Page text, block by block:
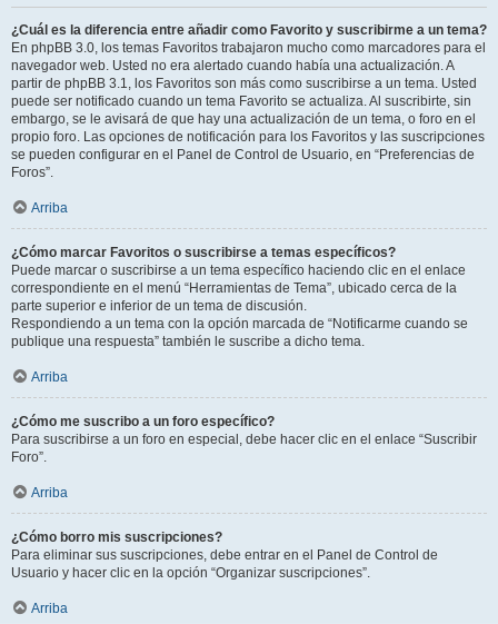
¿Cuál es la diferencia entre añadir como Favorito y suscribirme a un tema?
En phpBB 3.0, los temas Favoritos trabajaron mucho como marcadores para el
navegador web. Usted no era alertado cuando había una actualización. A
partir de phpBB 3.1, los Favoritos son más como suscribirse a un tema. Usted
puede ser notificado cuando un tema Favorito se actualiza. Al suscribirte, sin
embargo, se le avisará de que hay una actualización de un tema, o foro en el
propio foro. Las opciones de notificación para los Favoritos y las suscripciones
se pueden configurar en el Panel de Control de Usuario, en “Preferencias de
Foros”.
Arriba
¿Cómo marcar Favoritos o suscribirse a temas específicos?
Puede marcar o suscribirse a un tema específico haciendo clic en el enlace
correspondiente en el menú “Herramientas de Tema”, ubicado cerca de la
parte superior e inferior de un tema de discusión.
Respondiendo a un tema con la opción marcada de “Notificarme cuando se
publique una respuesta” también le suscribe a dicho tema.
Arriba
¿Cómo me suscribo a un foro específico?
Para suscribirse a un foro en especial, debe hacer clic en el enlace “Suscribir
Foro”.
Arriba
¿Cómo borro mis suscripciones?
Para eliminar sus suscripciones, debe entrar en el Panel de Control de
Usuario y hacer clic en la opción “Organizar suscripciones”.
Arriba